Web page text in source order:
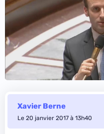
Xavier Berne
Le 20 janvier 2017 à 13h40